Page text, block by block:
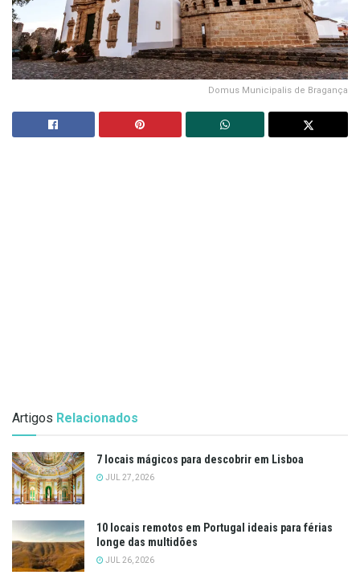
Domus Municipalis de Bragança
Artigos Relacionados
7 locais mágicos para descobrir em Lisboa
JUL 27, 2026
10 locais remotos em Portugal ideais para férias
longe das multidões
JUL 26, 2026